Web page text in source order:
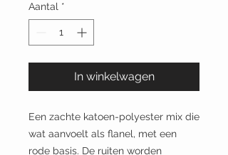
Aantal *
In winkelwagen
Een zachte katoen-polyester mix die
wat aanvoelt als flanel, met een
rode basis. De ruiten worden